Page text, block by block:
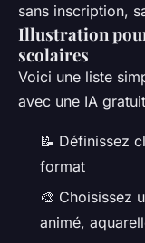
sans inscription,
Illustration
scolaires
Voici une liste
avec une IA
📝 Définissez
format
🎨 Choisissez
animé,